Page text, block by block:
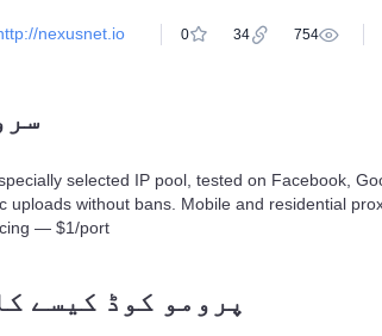
nexusnet.io 754
34
0
selected IP pool, tested on Facebook,
uploads without bans. Mobile and residential
— $1/port.
پرومو کوڈ کیسے